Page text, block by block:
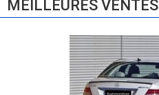
MEILLEURES VENTES